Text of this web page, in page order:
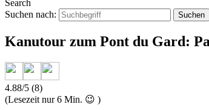
Search
Suchen nach:
Kanutour zum Pont du Gard:
4.88/5 (8)
(Lesezeit nur 6 Min. 😉 )